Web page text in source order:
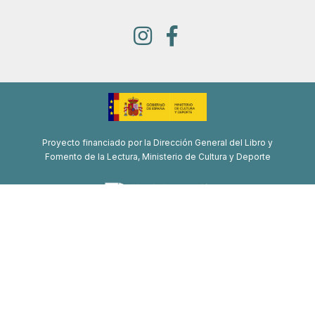
Proyecto financiado por la Dirección General del Libro y
Fomento de la Lectura, Ministerio de Cultura y Deporte